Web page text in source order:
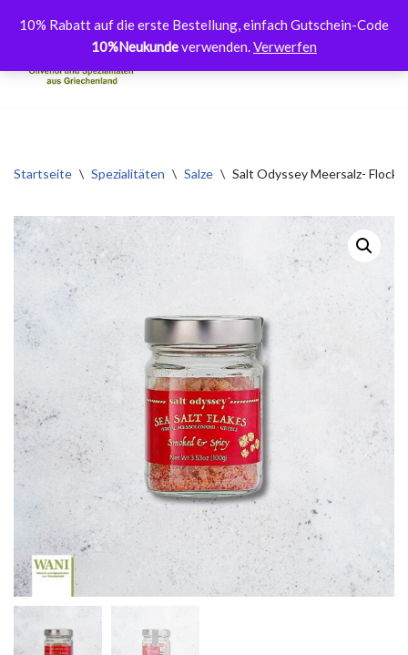
10% Rabatt auf die erste Bestellung, einfach Gutschein-Code
10%Neukundeverwenden.Verwerfen
Inhalt
Startseite \ Spezialitäten \ Salze \ Salt Odyssey Meersalz-